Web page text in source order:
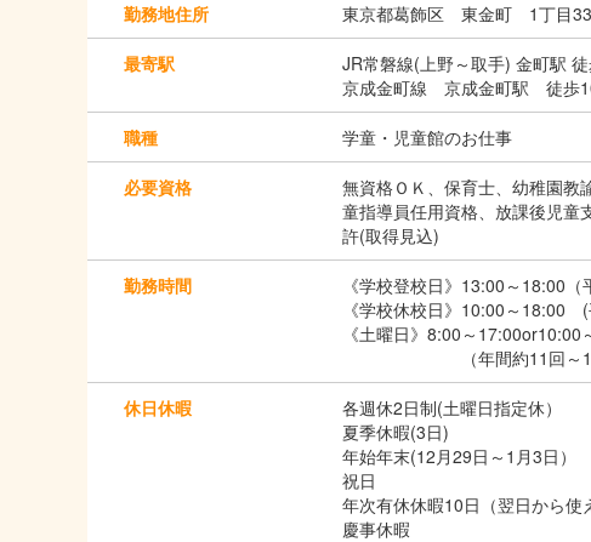
勤務地住所 東京都葛飾区 東金町 1丁目
最寄駅
JR常磐線(上野～取手) 金町駅
京成金町線 京成金町駅 徒歩
職種 学童・児童館のお仕事
必要資格
無資格ＯＫ、保育士、幼稚園教
童指導員任用資格、放課後児童
許(取得見込)
勤務時間
《学校登校日》13:00～18:00（
《学校休校日》10:00～18:00 (
《土曜日》8:00～17:00or10:00
（年間約11回～15
休日休暇
各週休2日制(土曜日指定休）
夏季休暇(3日)
年始年末(12月29日～1月3日）
祝日
年次有休休暇10日（翌日から使
慶事休暇